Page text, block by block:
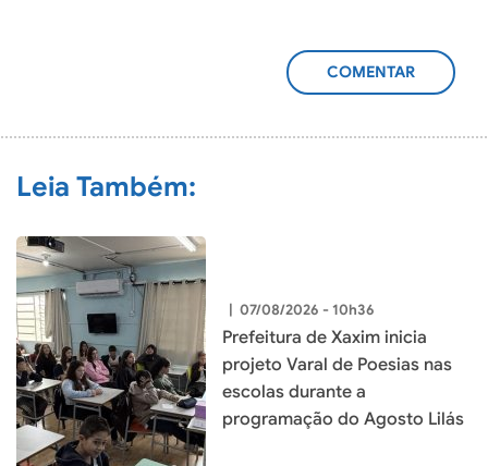
ADICIONAR
Leia Também:
| 07/08/2026 - 10h36
Prefeitura de Xaxim inicia
projeto Varal de Poesias nas
escolas durante a
programação do Agosto Lilás